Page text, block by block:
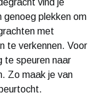
genoeg plekken om
met
te verkennen. Voor
te speuren naar
Zo maak je van